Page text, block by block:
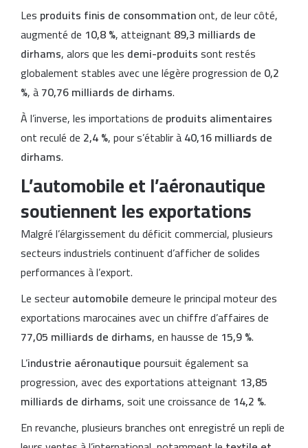
Les produits finis de consommationont, de leur côté,
augmenté de 10,8 %, atteignant 89,3 milliards de
dirhams, alors que les demi-produitssont restés
globalement stables avec une légère progression de 0,2
%, à70,76 milliards de dirhams.
À l’inverse, les importations de produits alimentaires
ont reculé de 2,4 %, pour s’établir à40,16 milliards de
dirhams.
L’automobile et l’aéronautique
soutiennent les exportations
Malgré l’élargissement du déficit commercial, plusieurs
secteurs industriels continuent d’afficher de solides
performances à l’export.
Le secteurautomobiledemeure le principal moteur des
exportations marocaines avec un chiffre d’affaires de
77,05 milliards de dirhams, en hausse de 15,9 %.
L’industrie aéronautiquepoursuit également sa
progression, avec des exportations atteignant 13,85
milliards de dirhams, soit une croissance de 14,2 %.
En revanche, plusieurs branches ont enregistré un repli de